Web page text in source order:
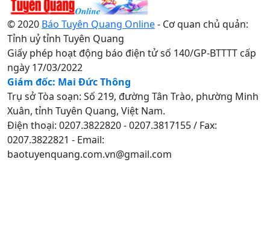
© 2020 Báo Tuyên Quang Online- Cơ quan chủ quản:
Tỉnh uỷ tỉnh Tuyên Quang
Giấy phép hoạt động báo điện tử số 140/GP-BTTTT cấp
ngày 17/03/2022
Giám đốc: Mai Đức Thông
Trụ sở Tòa soạn: Số 219, đường Tân Trào, phường Minh
Xuân, tỉnh Tuyên Quang, Việt Nam.
Điện thoại: 0207.3822820 - 0207.3817155 / Fax:
0207.3822821 - Email:
baotuyenquang.com.vn@gmail.com